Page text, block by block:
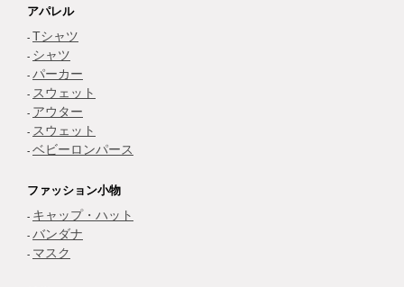
アパレル
Tシャツ
シャツ
パーカー
スウェット
アウター
スウェット
ベビーロンパース
ファッション小物
キャップ・ハット
バンダナ
マスク